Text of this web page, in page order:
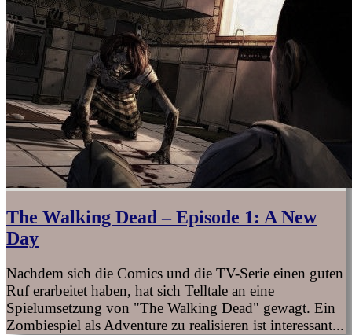
The Walking Dead – Episode 1: A New
Day
Nachdem sich die Comics und die TV-Serie einen guten
Ruf erarbeitet haben, hat sich Telltale an eine
Spielumsetzung von "The Walking Dead" gewagt. Ein
Zombiespiel als Adventure zu realisieren ist interessant...